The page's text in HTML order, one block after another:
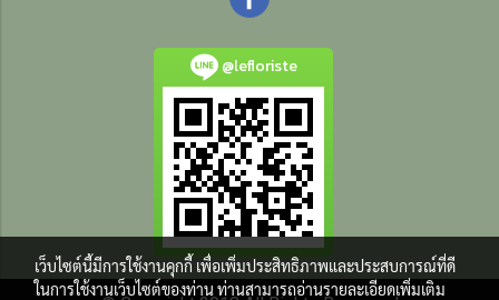
@lefloriste
เว็บไซต์นี้มีการใช้งานคุกกี้ เพื่อเพิ่มประสิทธิภาพและประสบการณ์ที่ดี
ในการใช้งานเว็บไซต์ของท่าน ท่านสามารถอ่านรายละเอียดเพิ่มเติม